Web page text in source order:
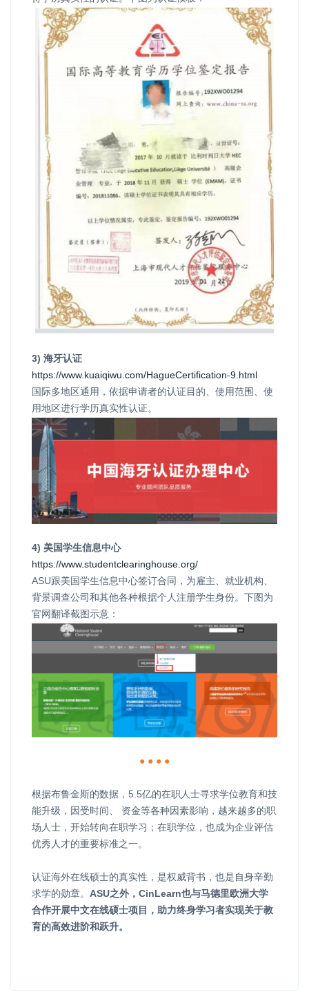
3) 海牙认证
https://www.kuaiqiwu.com/HagueCertification-9.html
国际多地区通用，依据申请者的认证目的、使用范围、使
用地区进行学历真实性认证。
4) 美国学生信息中心
https://www.studentclearinghouse.org/
ASU跟美国学生信息中心签订合同，为雇主、就业机构、
背景调查公司和其他各种根据个人注册学生身份。下图为
官网翻译截图示意：
● ● ● ●
根据布鲁金斯的数据，5.5亿的在职人士寻求学位教育和技
能升级，因受时间、 资金等各种因素影响，越来越多的职
场人士，开始转向在职学习；在职学位，也成为企业评估
优秀人才的重要标准之一。
认证海外在线硕士的真实性，是权威背书，也是自身辛勤
求学的勋章。 ASU之外，CinLearn也与马德里欧洲大学
合作开展中文在线硕士项目，助力终身学习者实现关于教
育的高效进阶和跃升。